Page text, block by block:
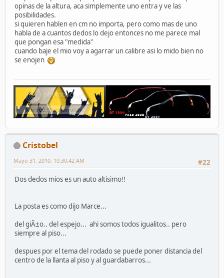
opinas de la altura, aca simplemente uno entra y ve las
posibilidades.
si quieren hablen en cm no importa, pero como mas de uno
habla de a cuantos dedos lo dejo entonces no me parece mal
que pongan esa "medida"
cuando baje el mio voy a agarrar un calibre asi lo mido bien no
se enojen
Cristobel
#22
Mayo 31, 2010, 10:30:42 AM
Dos dedos mios es un auto altisimo!!
La posta es como dijo Marce...
del giÃ±o.. del espejo... ahi somos todos igualitos.. pero
siempre al piso...
despues por el tema del rodado se puede poner distancia del
centro de la llanta al piso y al guardabarros...